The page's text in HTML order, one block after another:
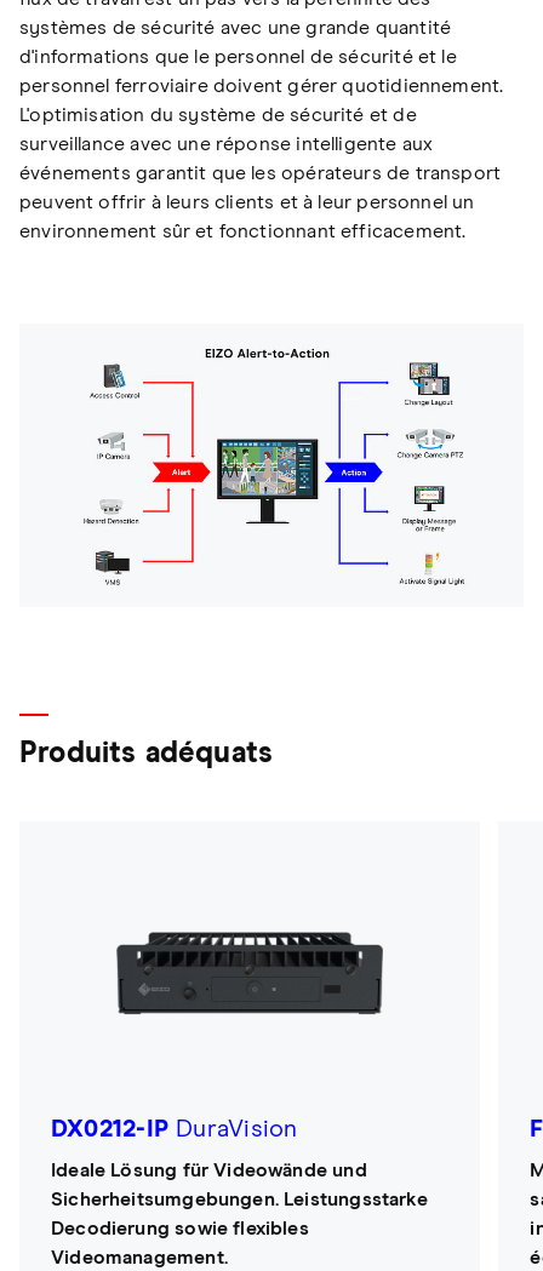
systèmes de sécurité avec une grande quantité
d'informations que le personnel de sécurité et le
personnel ferroviaire doivent gérer quotidiennement.
L'optimisation du système de sécurité et de
surveillance avec une réponse intelligente aux
événements garantit que les opérateurs de transport
peuvent offrir à leurs clients et à leur personnel un
environnement sûr et fonctionnant efficacement.
Produits adéquats
DX0212-IPDuraVision
Ideale Lösung für Videowände und
Sicherheitsumgebungen. Leistungsstarke
Decodierung sowie flexibles
Videomanagement.